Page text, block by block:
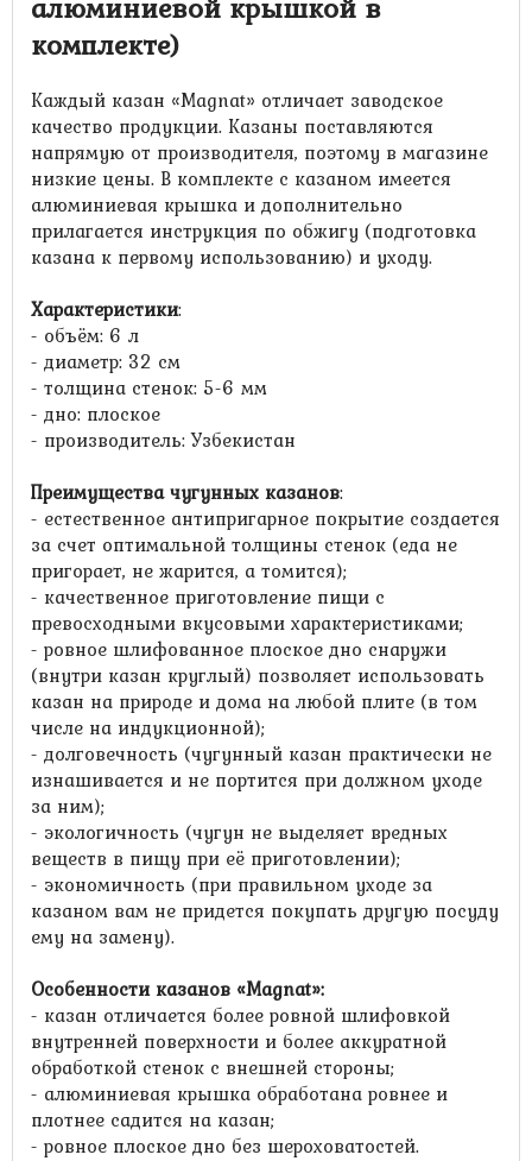
комплекте)
Каждый казан «Magnat» отличает заводское
качество продукции. Казаны поставляются
напрямую от производителя, поэтому в магазине
низкие цены. В комплекте с казаном имеется
алюминиевая крышка и дополнительно
прилагается инструкция по обжигу (подготовка
казана к первому использованию) и уходу.
Характеристики:
- объём: 6 л
- диаметр: 32 см
- толщина стенок: 5-6 мм
- дно: плоское
- производитель: Узбекистан
Преимущества чугунных казанов:
- естественное антипригарное покрытие создается
за счет оптимальной толщины стенок (еда не
пригорает, не жарится, а томится);
- качественное приготовление пищи с
превосходными вкусовыми характеристиками;
- ровное шлифованное плоское дно снаружи
(внутри казан круглый) позволяет использовать
казан на природе и дома на любой плите (в том
числе на индукционной);
- долговечность (чугунный казан практически не
изнашивается и не портится при должном уходе
за ним);
- экологичность (чугун не выделяет вредных
веществ в пищу при её приготовлении);
- экономичность (при правильном уходе за
казаном вам не придется покупать другую посуду
ему на замену).
Особенности казанов «Magnat»:
- казан отличается более ровной шлифовкой
внутренней поверхности и более аккуратной
обработкой стенок с внешней стороны;
- алюминиевая крышка обработана ровнее и
плотнее садится на казан;
- ровное плоское дно без шероховатостей.